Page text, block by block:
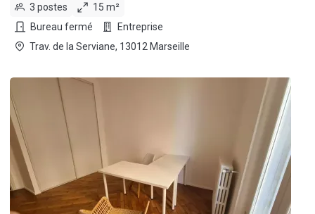
3 postes
15 m²
Bureau fermé
Entreprise
Trav. de la Serviane, 13012 Marseille